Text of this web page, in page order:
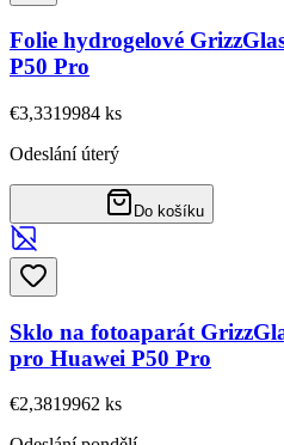
Folie hydrogelové
P50 Pro
€3,3319984 ks
Odeslání úterý
Do košíku
Sklo na fotoaparát
pro Huawei P50 Pro
€2,3819962 ks